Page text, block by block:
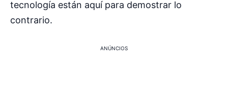
tecnología están aquí para demostrar lo
contrario.
ANÚNCIOS